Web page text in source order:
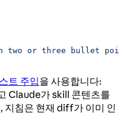
in two or three bullet
트 주입을 사용합니다:
Claude가 skill 콘텐츠를
지침은 현재 diff가 이미 인